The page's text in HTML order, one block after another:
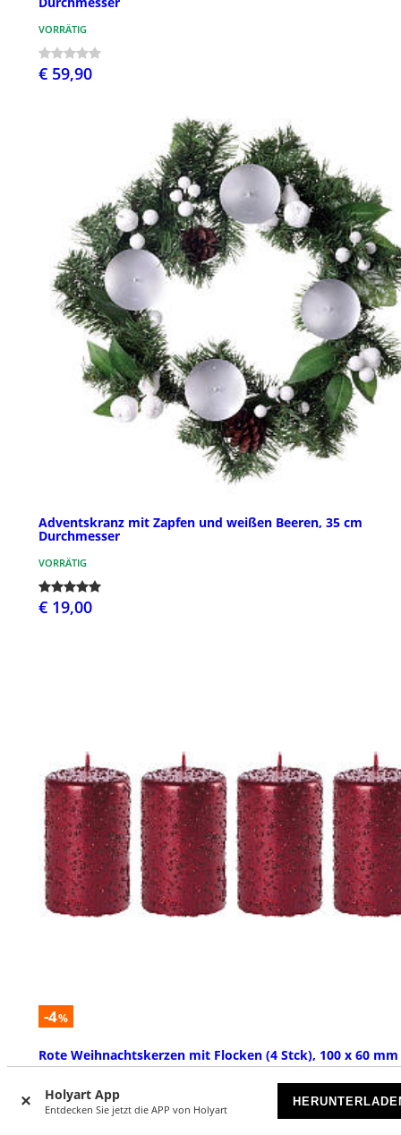
Holyart App
Entdecken Sie jetzt die APP von Holyart
VORRÄTIG
€ 59,90
Adventskranz mit Zapfen und weißen Beeren, 35 cm
Durchmesser
VORRÄTIG
€ 19,00
-4%
Rote Weihnachtskerzen mit Flocken (4 Stck), 100 x 60 mm